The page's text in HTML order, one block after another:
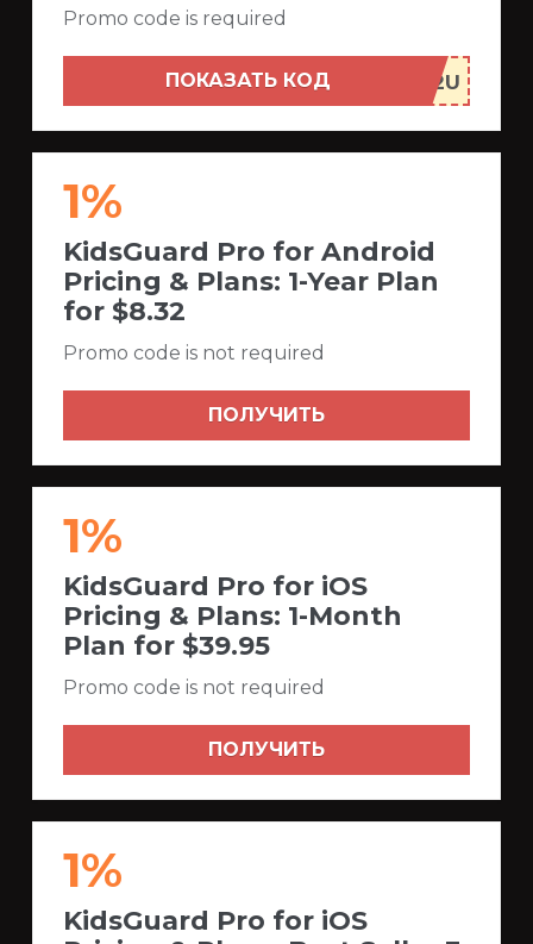
Promo code is required
ПОКАЗАТЬ КОД
1%
KidsGuard Pro for Android
Pricing & Plans: 1-Year Plan
for $8.32
Promo code is not required
ПОЛУЧИТЬ
1%
KidsGuard Pro for iOS
Pricing & Plans: 1-Month
Plan for $39.95
Promo code is not required
ПОЛУЧИТЬ
1%
KidsGuard Pro for iOS